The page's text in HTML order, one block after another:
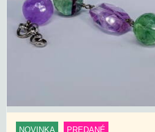
NOVINKA PREDANÉ